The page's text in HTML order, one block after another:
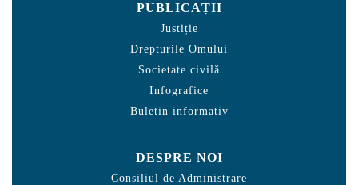
PUBLICAȚII
Justiție
Drepturile Omului
Societate civilă
Infografice
Buletin informativ
DESPRE NOI
Consiliul de Administrare